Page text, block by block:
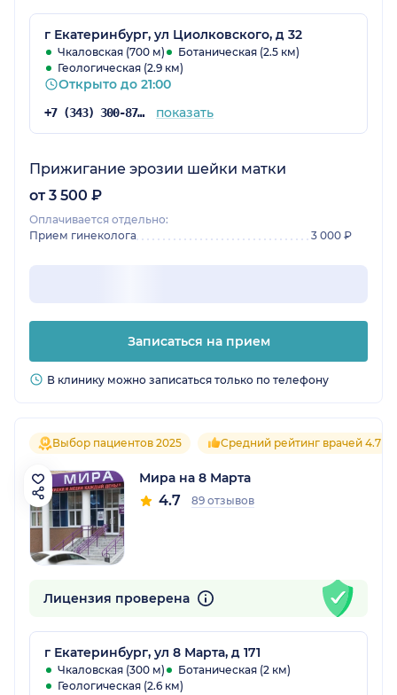
г Екатеринбург, ул Циолковского, д 32
Чкаловская (700 м)
Ботаническая (2.5 км)
Геологическая (2.9 км)
Открыто до 21:00
+7 (343) 300-87-38 показать
Прижигание эрозии шейки матки
от 3 500 ₽
Оплачивается отдельно:
Прием гинеколога
3 000 ₽
Записаться на прием
В клинику можно записаться только по телефону
Выбор пациентов 2025 Средний рейтинг врачей 4.7
Мира на 8 Марта
4.7 89 отзывов
Лицензия проверена
г Екатеринбург, ул 8 Марта, д 171
Чкаловская (300 м)
Ботаническая (2 км)
Геологическая (2.6 км)